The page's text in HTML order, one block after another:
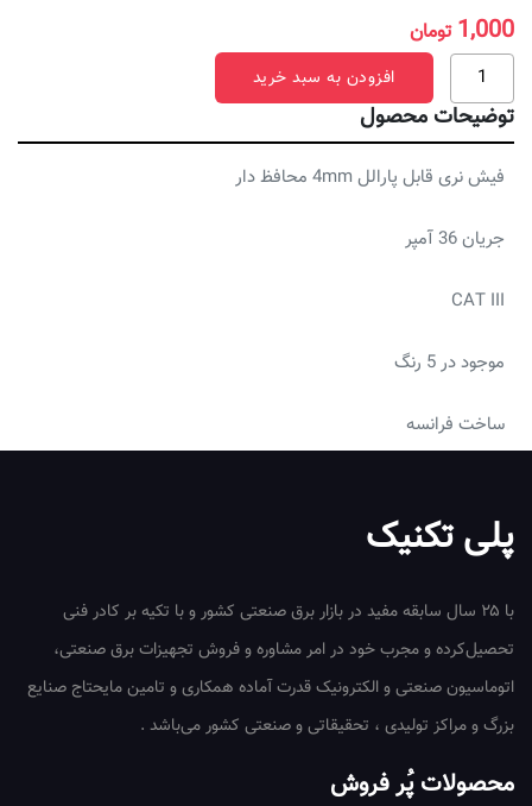
1,000 تومان
فیش
نری
قابل
4mm
دار
افزودن به سبد خرید
توضیحات محصول
فیش نری قابل پارالل 4mm محافظ دار
جریان 36 آمپر
CAT III
موجود در 5 رنگ
ساخت فرانسه
پلی تکنیک
با ۲۵ سال سابقه مفید در بازار برق صنعتی کشور و با تکیه بر کادر فنی
تحصیل‌کرده و مجرب خود در امر مشاوره و فروش تجهیزات برق صنعتی،
اتوماسیون صنعتی و الکترونیک قدرت آماده همکاری و تامین مایحتاج صنایع
بزرگ و مراکز تولیدی ، تحقیقاتی و صنعتی کشور می‌باشد .
محصولات پُر فروش